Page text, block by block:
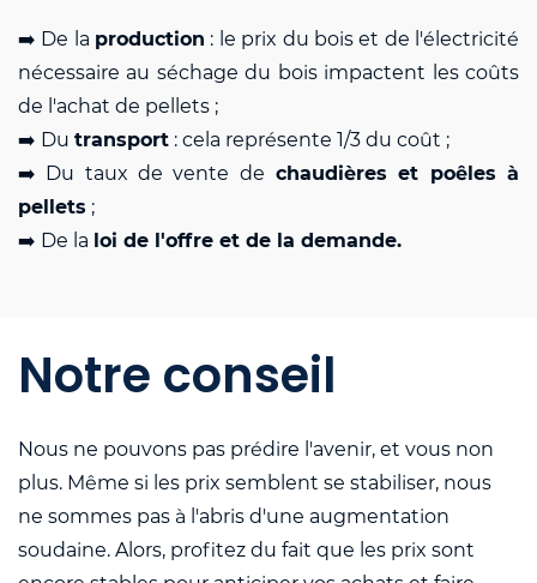
➡️ De la production : le prix du bois et de l'électricité
nécessaire au séchage du bois impactent les coûts
de l'achat de pellets ;
➡️ Du transport : cela représente 1/3 du coût ;
➡️ Du taux de vente de chaudières et poêles à
pellets ;
➡️ De la loi de l'offre et de la demande.
Notre conseil
Nous ne pouvons pas prédire l'avenir, et vous non
plus. Même si les prix semblent se stabiliser, nous
ne sommes pas à l'abris d'une augmentation
soudaine. Alors, profitez du fait que les prix sont